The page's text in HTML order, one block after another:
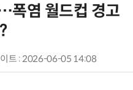
폭염 월드컵 경고
트 : 2026-06-05 14:08